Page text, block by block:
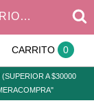
LAMINAS DECOUPAGE EQ - VARIOS MODELOS
CARRITO 0
A $30000